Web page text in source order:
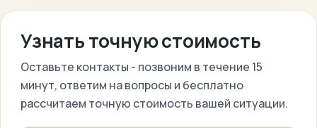
Узнать точную стоимость
Оставьте контакты - позвоним в течение 15
минут, ответим на вопросы и бесплатно
рассчитаем точную стоимость вашей ситуации.